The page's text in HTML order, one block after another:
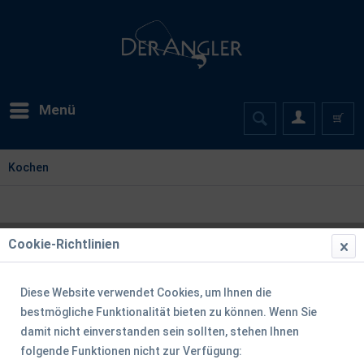
Menü
Kochen
Cookie-Richtlinien
Diese Website verwendet Cookies, um Ihnen die
bestmögliche Funktionalität bieten zu können. Wenn Sie
damit nicht einverstanden sein sollten, stehen Ihnen
folgende Funktionen nicht zur Verfügung: